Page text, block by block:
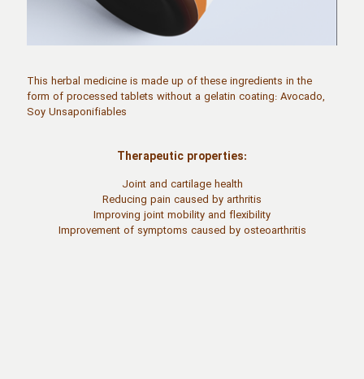
This herbal medicine is made up of these ingredients in the
form of processed tablets without a gelatin coating: Avocado,
Soy Unsaponifiables
Therapeutic properties:
Joint and cartilage health
Reducing pain caused by arthritis
Improving joint mobility and flexibility
Improvement of symptoms caused by osteoarthritis